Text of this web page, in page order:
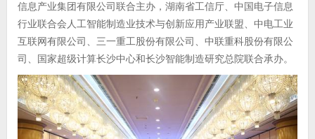
信息产业集团有限公司联合主办，湖南省工信厅、中国电子信息
行业联合会人工智能制造业技术与创新应用产业联盟、中电工业
互联网有限公司、三一重工股份有限公司、中联重科股份有限公
司、国家超级计算长沙中心和长沙智能制造研究总院联合承办。